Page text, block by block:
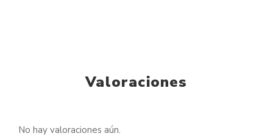
Valoraciones
No hay valoraciones aún.